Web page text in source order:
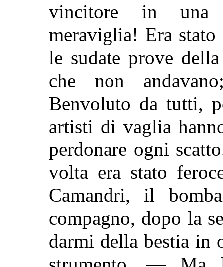
vincitore in una
meraviglia! Era
le sudate prove
che non
Benvoluto da tutti,
artisti di vaglia
perdonare ogni
volta era stato
Camandri, il
compagno, dopo la
darmi della bestia in